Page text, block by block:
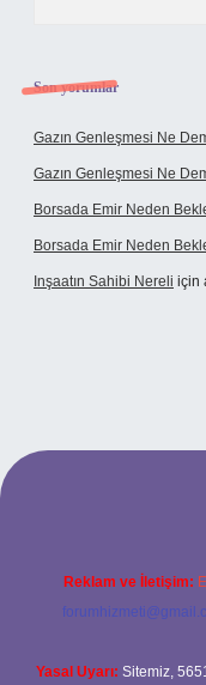
Son yorumlar
Gazın Genleşmesi Ne
Gazın Genleşmesi Ne
Borsada Emir Neden
Borsada Emir Neden
Inşaatın Sahibi Nereli için
Reklam ve İletişim:
Yasal Uyarı: Sitemiz,